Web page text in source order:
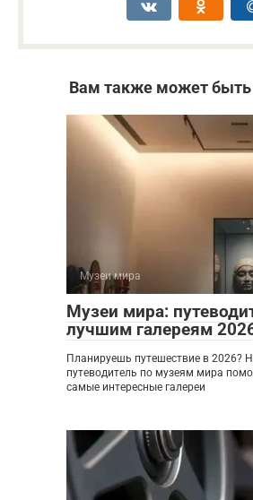
Вам также может быть
Музеи мира
Музеи мира:
лучшим галереям
Планируешь путешествие в 2026?
путеводитель по музеям мира
самые интересные галереи